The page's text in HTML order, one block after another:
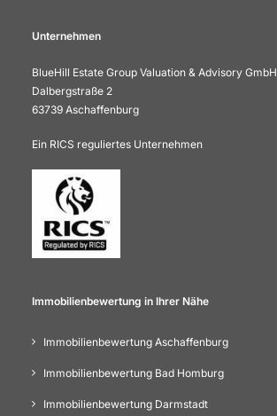
Unternehmen
BlueHill Estate Group Valuation & Advisory GmbH
Dalbergstraße 2
63739 Aschaffenburg
Ein RICS reguliertes Unternehmen
Immobilienbewertung in Ihrer Nähe
Immobilienbewertung Aschaffenburg
Immobilienbewertung Bad Homburg
Immobilienbewertung Darmstadt